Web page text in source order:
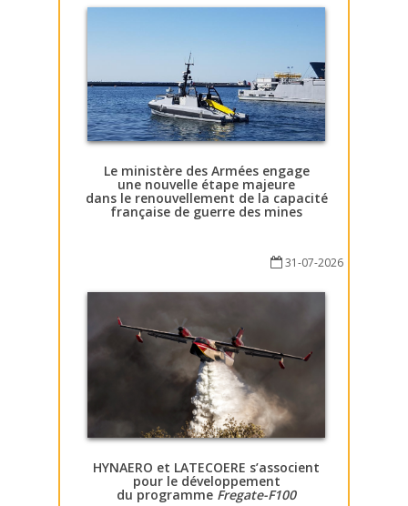
Le ministère des Armées engage
une nouvelle étape majeure
dans le renouvellement de la capacité
française de guerre des mines
31-07-2026
HYNAERO et LATECOERE s’associent
pour le développement
du programme Fregate-F100